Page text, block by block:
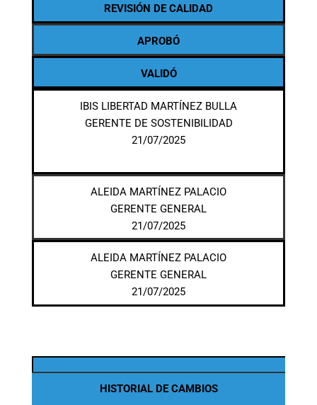
REVISIÓN DE CALIDAD
APROBÓ
VALIDÓ
IBIS LIBERTAD MARTÍNEZ BULLA
GERENTE DE SOSTENIBILIDAD
21/07/2025
ALEIDA MARTÍNEZ PALACIO
GERENTE GENERAL
21/07/2025
ALEIDA MARTÍNEZ PALACIO
GERENTE GENERAL
21/07/2025
HISTORIAL DE CAMBIOS